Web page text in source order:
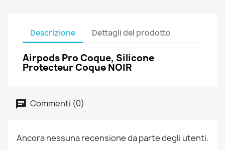
Descrizione Dettagli del prodotto
Airpods Pro Coque, Silicone
Protecteur Coque NOIR
Commenti (0)
Ancora nessuna recensione da parte degli utenti.